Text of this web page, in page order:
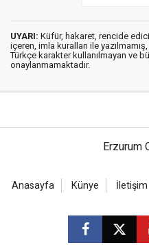
UYARI: Küfür, hakaret, rencide
içeren, imla kuralları ile yazılmamış,
Türkçe karakter kullanılmayan ve
onaylanmamaktadır.
Erzurum
Anasayfa Künye İletişim